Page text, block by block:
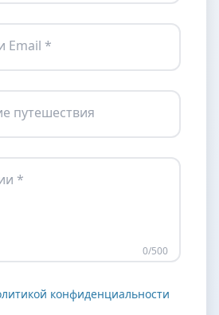
Email *
путешествия
*
0/500
конфиденциальности